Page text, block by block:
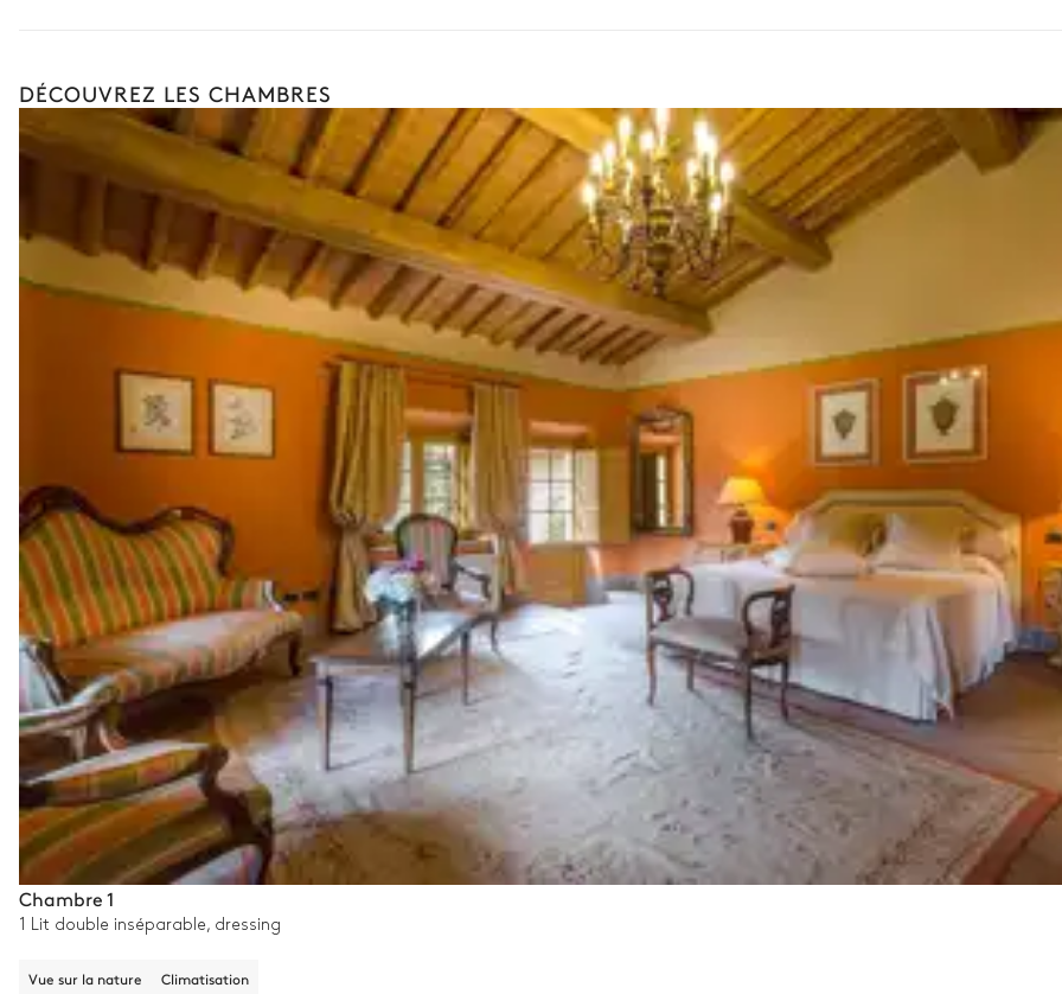
DÉCOUVREZ LES CHAMBRES
Chambre 1
1 Lit double inséparable, dressing
Vue sur la nature Climatisation